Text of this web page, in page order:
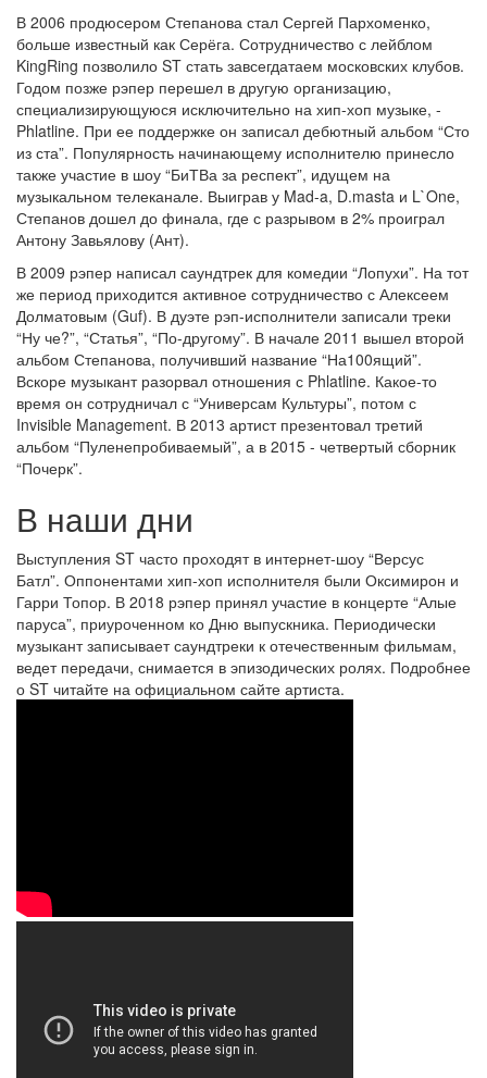
В 2006 продюсером Степанова стал Сергей Пархоменко,
больше известный как Серёга. Сотрудничество с лейблом
KingRing позволило ST стать завсегдатаем московских клубов.
Годом позже рэпер перешел в другую организацию,
специализирующуюся исключительно на хип-хоп музыке, -
Phlatline. При ее поддержке он записал дебютный альбом “Сто
из ста”. Популярность начинающему исполнителю принесло
также участие в шоу “БиТВа за респект”, идущем на
музыкальном телеканале. Выиграв у Mad-a, D.masta и L`One,
Степанов дошел до финала, где с разрывом в 2% проиграл
Антону Завьялову (Ант).
В 2009 рэпер написал саундтрек для комедии “Лопухи”. На тот
же период приходится активное сотрудничество с Алексеем
Долматовым (Guf). В дуэте рэп-исполнители записали треки
“Ну че?”, “Статья”, “По-другому”. В начале 2011 вышел второй
альбом Степанова, получивший название “На100ящий”.
Вскоре музыкант разорвал отношения с Phlatline. Какое-то
время он сотрудничал с “Универсам Культуры”, потом с
Invisible Management. В 2013 артист презентовал третий
альбом “Пуленепробиваемый”, а в 2015 - четвертый сборник
“Почерк”.
В наши дни
Выступления ST часто проходят в интернет-шоу “Версус
Батл”. Оппонентами хип-хоп исполнителя были Оксимирон и
Гарри Топор. В 2018 рэпер принял участие в концерте “Алые
паруса”, приуроченном ко Дню выпускника. Периодически
музыкант записывает саундтреки к отечественным фильмам,
ведет передачи, снимается в эпизодических ролях. Подробнее
о ST читайте на официальном сайте артиста.
ST
ST